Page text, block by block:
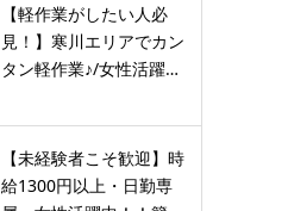
【軽作業がしたい人必
見！】寒川エリアでカン
タン軽作業♪/女性活躍…
【未経験者こそ歓迎】時
給1300円以上・日勤専